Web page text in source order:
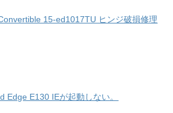
15-ed1017TU ヒンジ破損修理
Edge E130 IEが起動しない。